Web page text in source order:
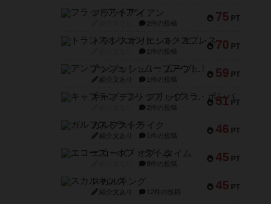
75 PT
フラットアイアン
2件の投稿
70 PT
トランスオリエント・エクスプレス
1件の投稿
59 PT
アンブッシュ！：ムーブアウト！
紹介文あり 1件の投稿
51 PT
キャプテン・フリップ：イスラ・ボンバ
2件の投稿
46 PT
ガルフストライク
紹介文あり 1件の投稿
45 PT
エコーズ・オブ・タイム
8件の投稿
45 PT
スカルキング
紹介文あり 12件の投稿